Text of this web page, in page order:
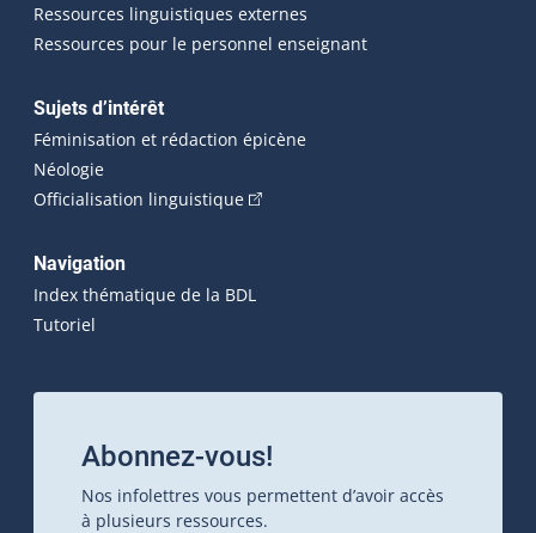
Ressources linguistiques externes
Ressources pour le personnel enseignant
Sujets d’intérêt
Féminisation et rédaction épicène
Néologie
Officialisation linguistique(Cet hyperlien externe s'ouvrira
Navigation
Index thématique de la BDL
Tutoriel
Abonnez-vous!
Nos infolettres vous permettent d’avoir accès
à plusieurs ressources.